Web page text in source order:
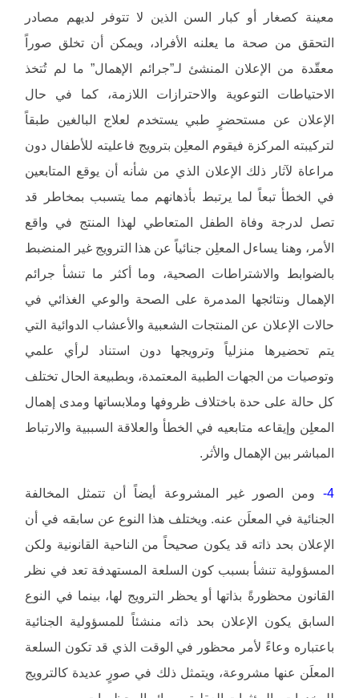
معينة كصغار أو كبار السن الذين لا تتوفر لديهم مصادر
التحقق من صحة ما يعلنه الأفراد، ويمكن أن تخلق صوراً
معقّدة من الإعلان المنشئ لـ”جرائم الإهمال” ما لم تُتخذ
الاحتياطات التوعوية والاحترازات اللازمة، كما في حال
الإعلان عن مستحضرٍ طبي يستخدم لعلاج البالغين طبقاً
لتركيبته المركزة فيقوم المعلِن بترويج فاعليته للأطفال دون
مراعاة لآثار ذلك الإعلان الذي من شأنه أن يوقع المتابعين
في الخطأ تبعاً لما يرتبط بأذهانهم مما يتسبب بمخاطر قد
تصل لدرجة وفاة الطفل المتعاطي لهذا المنتج في واقع
الأمر، وهنا يساءل المعلِن جنائياً عن هذا الترويج غير المنضبط
بالضوابط والاشتراطات الصحية، وما أكثر ما تنشأ جرائم
الإهمال ونتائجها المدمرة على الصحة والوعي الغذائي في
حالات الإعلان عن المنتجات الشعبية والأعشاب الدوائية التي
يتم تحضيرها منزلياً وترويجها دون استناد لرأي علمي
وتوصيات من الجهات الطبية المعتمدة، وبطبيعة الحال تختلف
كل حالة على حدة باختلاف ظروفها وملابساتها ومدى إهمال
المعلِن وإيقاعه متابعيه في الخطأ والعلاقة السببية والارتباط
المباشر بين الإهمال والأثر.
4-
ومن الصور غير المشروعة أيضاً أن تتمثل المخالفة
الجنائية في المعلَن عنه. ويختلف هذا النوع عن سابقه في أن
الإعلان بحد ذاته قد يكون صحيحاً من الناحية القانونية ولكن
المسؤولية تنشأ بسبب كون السلعة المستهدفة تعد في نظر
القانون محظورةً بذاتها أو يحظر الترويج لها، بينما في النوع
السابق يكون الإعلان بحد ذاته منشئاً للمسؤولية الجنائية
باعتباره وعاءً لأمر محظور في الوقت الذي قد تكون السلعة
المعلَن عنها مشروعة، ويتمثل ذلك في صورٍ عديدة كالترويج